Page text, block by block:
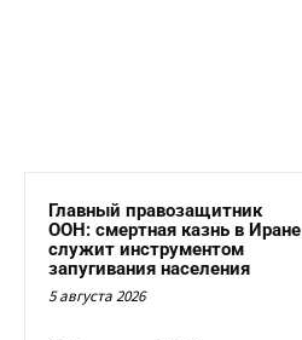
Главный правозащитник
ООН: смертная казнь в Иране
служит инструментом
запугивания населения
5 августа 2026